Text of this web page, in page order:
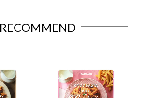
RECOMMEND